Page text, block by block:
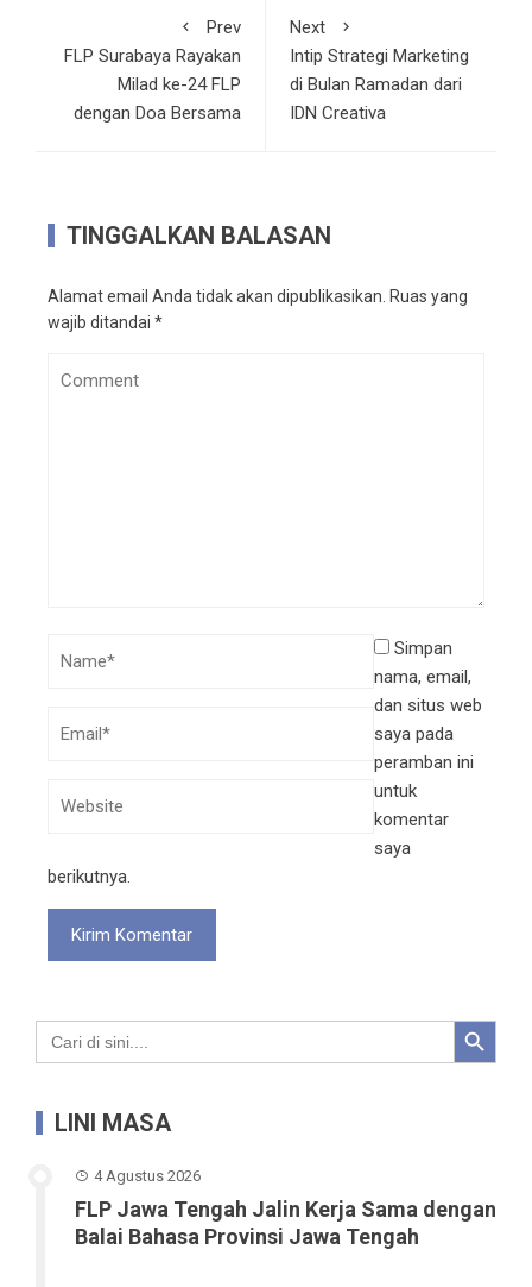
Prev
FLP Surabaya Rayakan
Milad ke-24 FLP
dengan Doa Bersama
Next
Intip Strategi Marketing
di Bulan Ramadan dari
IDN Creativa
TINGGALKAN BALASAN
Alamat email Anda tidak akan dipublikasikan. Ruas yang
wajib ditandai *
Simpan
nama, email,
dan situs web
saya pada
peramban ini
untuk
komentar
saya
berikutnya.
Search
for:
Search Button
LINI MASA
4 Agustus 2026
FLP Jawa Tengah Jalin Kerja Sama dengan
Balai Bahasa Provinsi Jawa Tengah